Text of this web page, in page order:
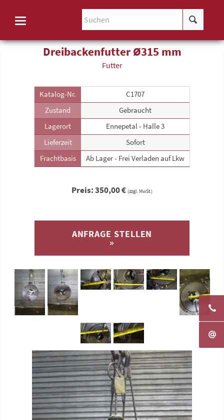
Dreibackenfutter Ø315 mm
Futter
Katalog-Nr.
C1707
Zustand
Gebraucht
Lagerort
Ennepetal - Halle 3
Lieferzeit
Sofort
Frachtbasis
Ab Lager - Frei Verladen auf Lkw
Preis: 350,00 € (zzgl. MwSt.)
ANFRAGE STELLEN
»